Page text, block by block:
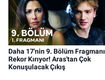
Daha 17'nin 9. Bölüm Fragmanı
Rekor Kırıyor! Aras'tan Çok
Konuşulacak Çıkış